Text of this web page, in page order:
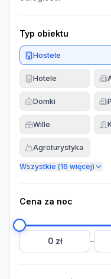
Typ obiektu
Hostele
Hotele
Domki
Wille
Agroturystyka
Wszystkie (16 więcej)
Cena za noc
0 zł –